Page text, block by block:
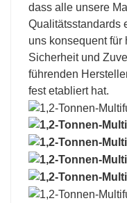
dass alle unsere
Qualitätsstandards
uns konsequent für
Sicherheit und
führenden
fest etabliert hat.